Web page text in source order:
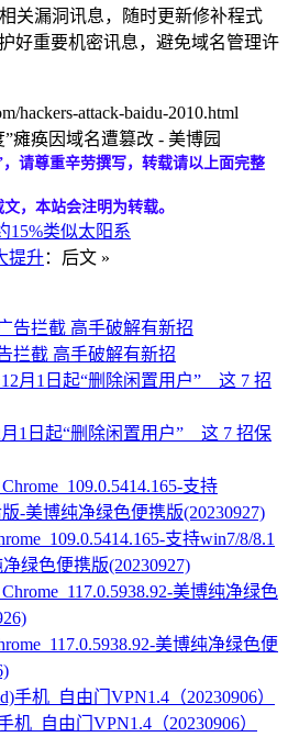
关漏洞讯息，随时更新修补程式
好重要机密讯息，避免域名管理许
hackers-attack-baidu-2010.html
瘫痪因域名遭篡改 - 美博园
请尊重辛劳撰写，转载请以上面完整
，本站会注明为转载。
15%类似太阳系
提升：后文 »
拦截 高手破解有新招
月1日起“删除闲置用户” 这 7 招保
支持win7/8/8.1
绿色便携版(20230927)
美博纯净绿色便
机_自由门VPN1.4（20230906）